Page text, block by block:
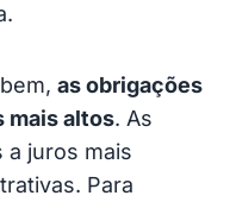
aparente
as obrigações
mais altos. As
a juros mais
Para